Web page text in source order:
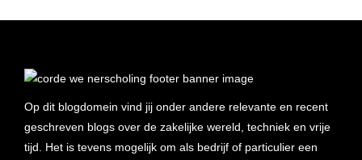
Op dit blogdomein vind jij onder andere relevante en recent
geschreven blogs over de zakelijke wereld, techniek en vrije
tijd. Het is tevens mogelijk om als bedrijf of particulier een